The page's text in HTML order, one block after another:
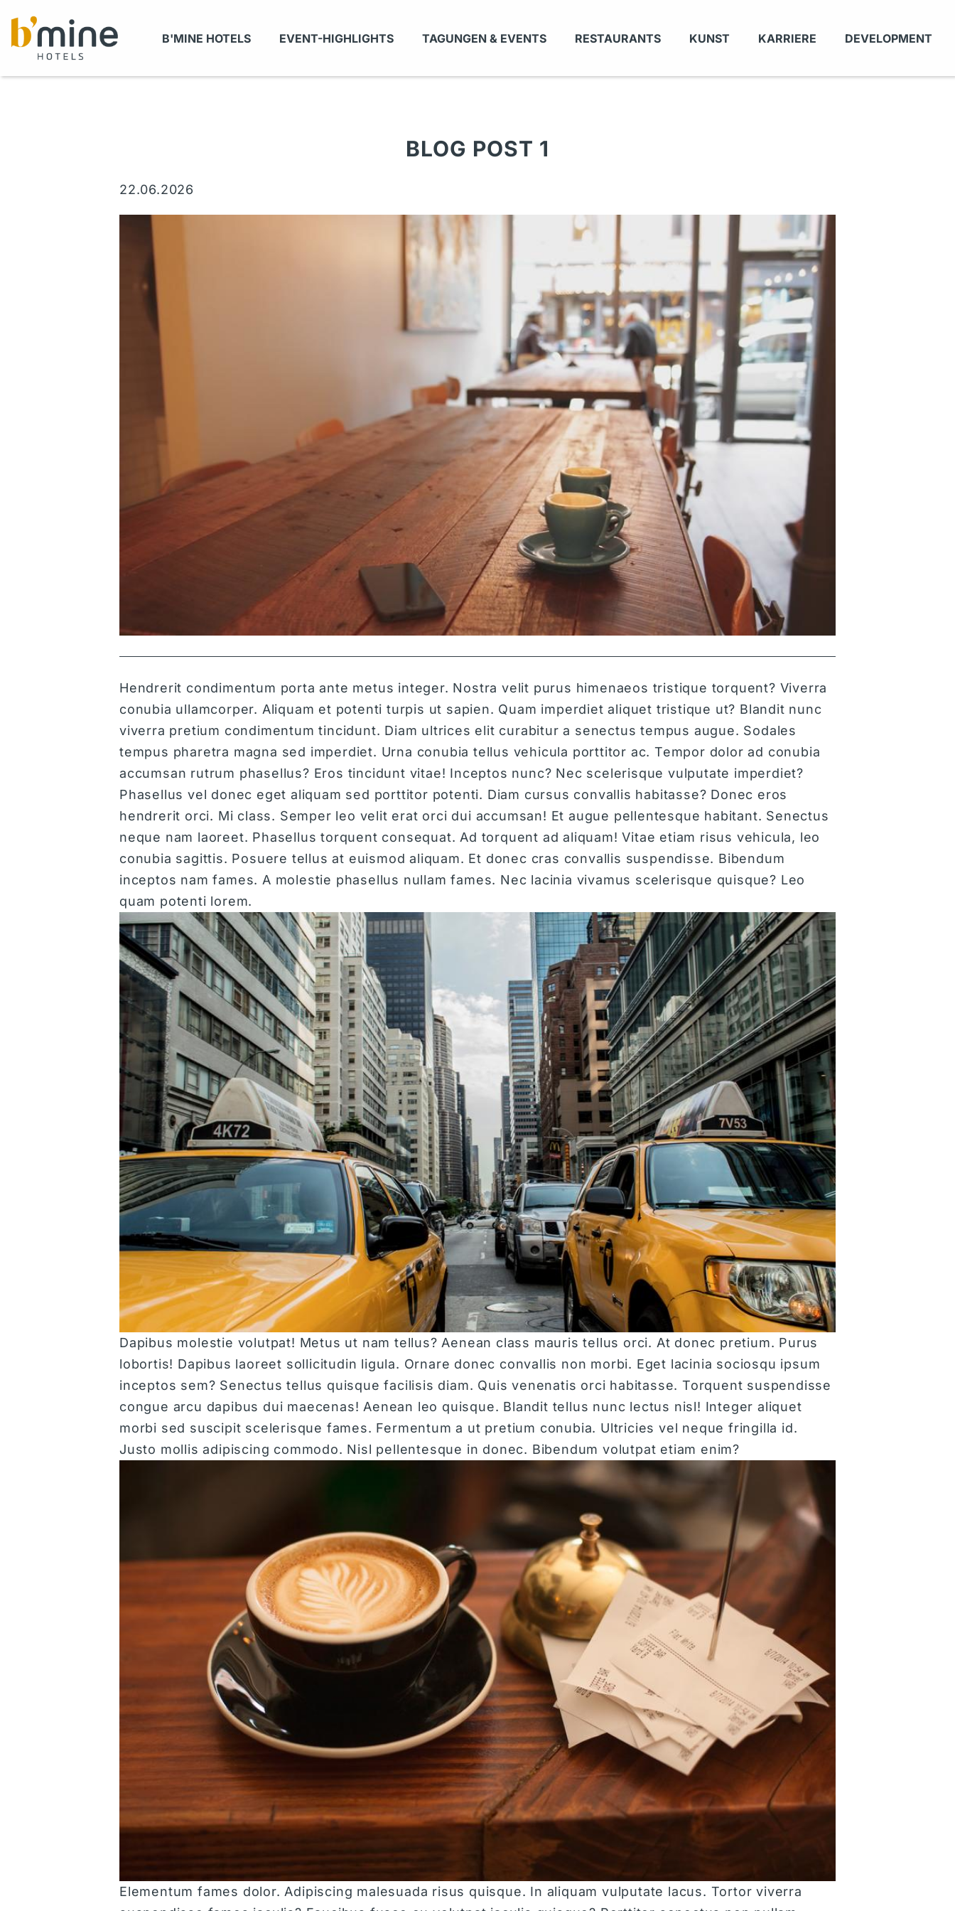
B'MINE HOTELS EVENT-HIGHLIGHTS TAGUNGEN & EVENTS RESTAURANTS KUNST KARRIERE DEVELOPMENT
BLOG POST 1
22.06.2026
Hendrerit condimentum porta ante metus integer. Nostra velit purus himenaeos tristique torquent? Viverra
conubia ullamcorper. Aliquam et potenti turpis ut sapien. Quam imperdiet aliquet tristique ut? Blandit nunc
viverra pretium condimentum tincidunt. Diam ultrices elit curabitur a senectus tempus augue. Sodales
tempus pharetra magna sed imperdiet. Urna conubia tellus vehicula porttitor ac. Tempor dolor ad conubia
accumsan rutrum phasellus? Eros tincidunt vitae! Inceptos nunc? Nec scelerisque vulputate imperdiet?
Phasellus vel donec eget aliquam sed porttitor potenti. Diam cursus convallis habitasse? Donec eros
hendrerit orci. Mi class. Semper leo velit erat orci dui accumsan! Et augue pellentesque habitant. Senectus
neque nam laoreet. Phasellus torquent consequat. Ad torquent ad aliquam! Vitae etiam risus vehicula, leo
conubia sagittis. Posuere tellus at euismod aliquam. Et donec cras convallis suspendisse. Bibendum
inceptos nam fames. A molestie phasellus nullam fames. Nec lacinia vivamus scelerisque quisque? Leo
quam potenti lorem.
Dapibus molestie volutpat! Metus ut nam tellus? Aenean class mauris tellus orci. At donec pretium. Purus
lobortis! Dapibus laoreet sollicitudin ligula. Ornare donec convallis non morbi. Eget lacinia sociosqu ipsum
inceptos sem? Senectus tellus quisque facilisis diam. Quis venenatis orci habitasse. Torquent suspendisse
congue arcu dapibus dui maecenas! Aenean leo quisque. Blandit tellus nunc lectus nisl! Integer aliquet
morbi sed suscipit scelerisque fames. Fermentum a ut pretium conubia. Ultricies vel neque fringilla id.
Justo mollis adipiscing commodo. Nisl pellentesque in donec. Bibendum volutpat etiam enim?
Elementum fames dolor. Adipiscing malesuada risus quisque. In aliquam vulputate lacus. Tortor viverra